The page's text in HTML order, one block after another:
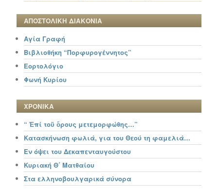
ΑΠΟΣΤΟΛΙΚΗ ΔΙΑΚΟΝΙΑ
Αγία Γραφή
Βιβλιοθήκη “Πορφυρογέννητος”
Εορτολόγιο
Φωνή Κυρίου
ΧΡΟΝΙΚΑ
“ Ἐπί τοῦ ὄρους μετεμορφώθης…”
Κατασκήνωση φωλιά, για του Θεού τη φαμελιά…
Εν όψει του Δεκαπενταυγούστου
Κυριακή Θ΄ Ματθαίου
Στα ελληνοβουλγαρικά σύνορα